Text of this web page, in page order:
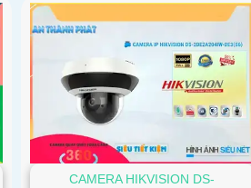
CAMERA HIKVISION DS-